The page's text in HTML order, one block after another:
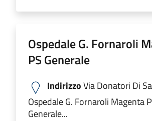
Ospedale G. Fornaroli
PS Generale
IndirizzoVia Donatori Di
Ospedale G. Fornaroli Magenta
Generale...